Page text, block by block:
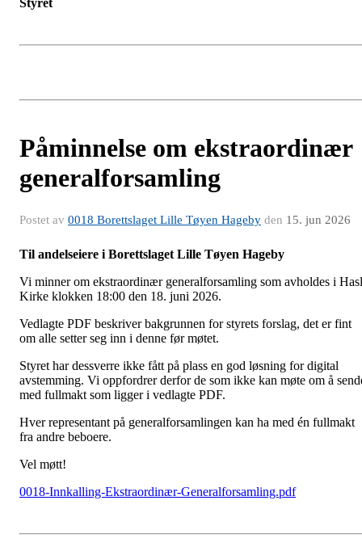
Styret
Påminnelse om ekstraordinær
generalforsamling
Postet av 0018 Borettslaget Lille Tøyen Hageby den 15. jun 2026
Til andelseiere i Borettslaget Lille Tøyen Hageby
Vi minner om ekstraordinær generalforsamling som avholdes i
Kirke klokken 18:00 den 18. juni 2026.
Vedlagte PDF beskriver bakgrunnen for styrets forslag, det er fint
om alle setter seg inn i denne før møtet.
Styret har dessverre ikke fått på plass en god løsning for digital
avstemming. Vi oppfordrer derfor de som ikke kan møte om å
med fullmakt som ligger i vedlagte PDF.
Hver representant på generalforsamlingen kan ha med én fullmakt
fra andre beboere.
Vel møtt!
0018-Innkalling-Ekstraordinær-Generalforsamling.pdf